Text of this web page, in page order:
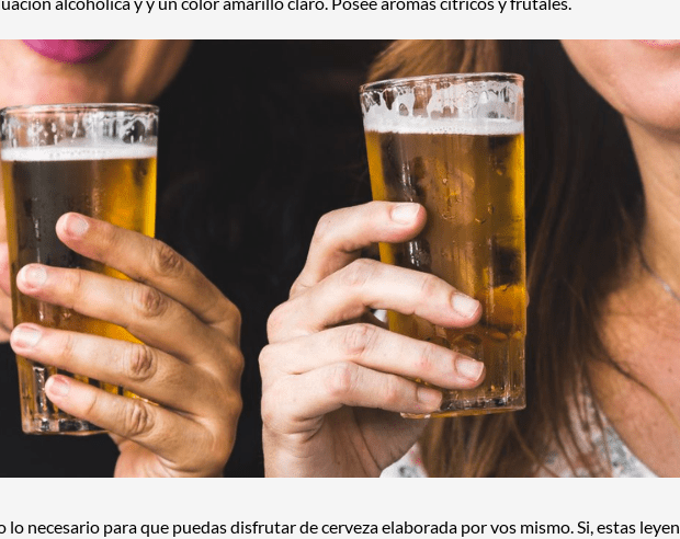
necesario para que puedas disfrutar de cerveza elaborada por vos mismo. Si, estas